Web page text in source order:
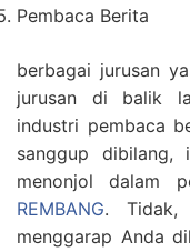
Pembaca Berita
berbagai jurusan
jurusan di balik
industri pembaca
sanggup
menonjol dalam
REMBANG. Tidak,
menggarap Anda